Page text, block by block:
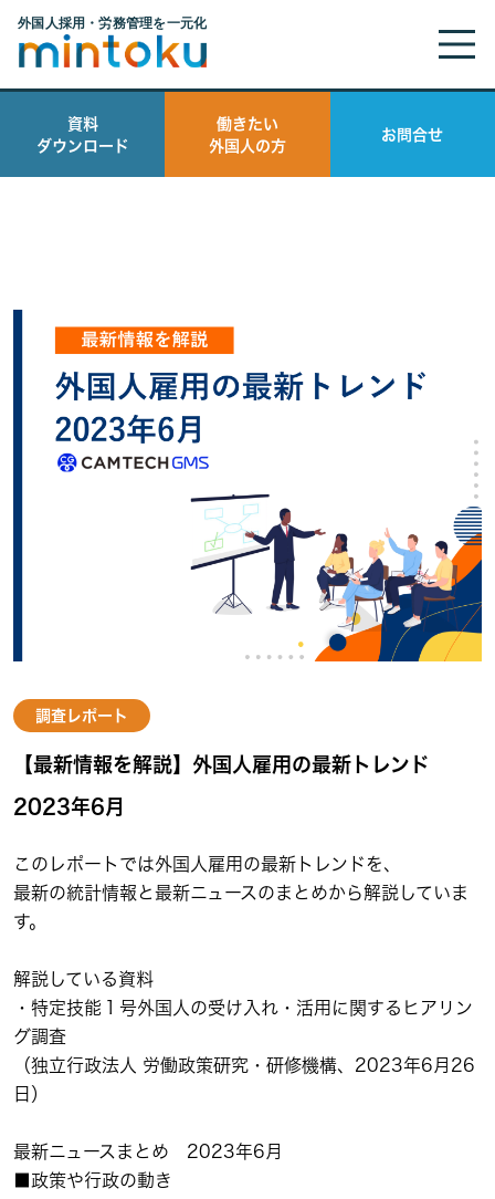
資料
ダウンロード
働きたい
外国人の方
お問合せ
調査レポート
【最新情報を解説】外国人雇用の最新トレンド
2023年6月
このレポートでは外国人雇用の最新トレンドを、
最新の統計情報と最新ニュースのまとめから解説していま
す。
解説している資料
・特定技能１号外国人の受け入れ・活用に関するヒアリン
グ調査
（独立行政法人 労働政策研究・研修機構、2023年6月26
日）
最新ニュースまとめ 2023年6月
■政策や行政の動き